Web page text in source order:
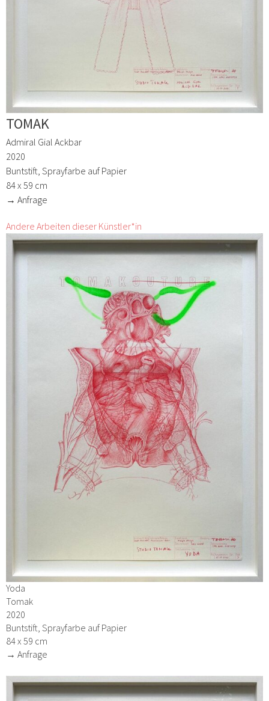
TOMAK
Admiral Gial Ackbar
2020
Buntstift, Sprayfarbe auf Papier
84 x 59 cm
→ Anfrage
Andere Arbeiten dieser Künstler*in
Yoda
Tomak
2020
Buntstift, Sprayfarbe auf Papier
84 x 59 cm
→ Anfrage